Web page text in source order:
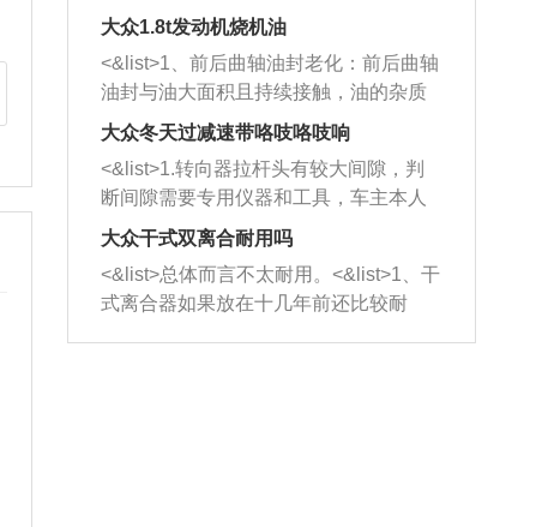
三元催化器拆解开，就可以将堵塞的东
西取出来。但如果是因为积碳过多引起
的堵塞，就需要将三元催化器泡在草酸
洗剂对堵塞的情况得到解决，将清洗剂
放在燃油箱中，与燃油混合后，车辆启
动时，就可以和汽油一起进入到燃烧
室，最后形成废气排出，就可以让三元
催化器得到清洗，排气管堵塞的情况就
能够得到解决。
方向做一个标记。 <&list>2、双手握住
一圈半的练习，往右同样也要打相同的
圈数。 <&list>3、最后强调要反复练
习，这样就可以形成肌肉记忆，在真实
驾驶车辆时，不需要记忆也能打好方
向。
大众1.8t发动机烧机油
<&list>1、前后曲轴油封老化：前后曲轴
油封与油大面积且持续接触，油的杂质
和发动机内持续温度变化使其密封效果
逐渐减弱，导致渗油或漏油。<&list>2、
活塞间隙过大：积碳会使活塞环与缸体
的间隙扩大，导致机油流入燃烧室中，
造成烧机油。<&list>3、机油粘度。使用
机油粘度过小的话，同样会有烧机油现
象，机油粘度过小具有很好的流动性，
大众冬天过减速带咯吱咯吱响
<&list>1.转向器拉杆头有较大间隙，判
断间隙需要专用仪器和工具，车主本人
无法制作，需要将车辆送到修理厂或4s
店；<&list>2.车辆半轴套管防尘罩破
裂，破裂后会出现漏油现象，使半轴磨
损严重，磨损的半轴容易损坏，产生异
响；<&list>3.稳定器的转向胶套和球头
大众干式双离合耐用吗
<&list>总体而言不太耐用。<&list>1、干
式离合器如果放在十几年前还比较耐